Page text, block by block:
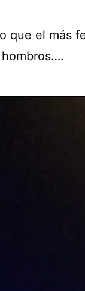
que el más
hombros….